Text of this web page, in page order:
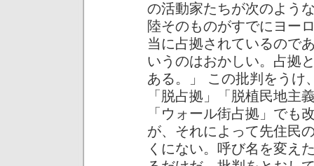
の活動家たちが次のよう
陸そのものがすでにヨー
当に占拠されているので
いうのはおかしい。占拠
ある。」 この批判をうけ
「脱占拠」「脱植民地主
「ウォール街占拠」でも
が、それによって先住民
くにない。呼び名を変え